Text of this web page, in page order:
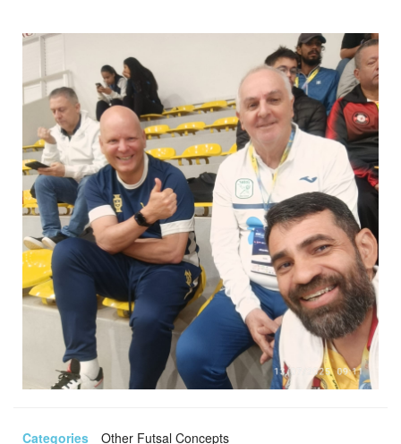
Categories Other Futsal Concepts